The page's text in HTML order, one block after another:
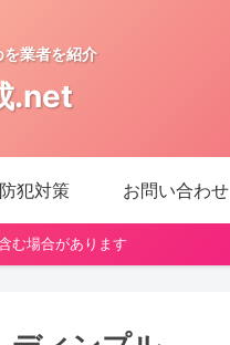
業者を紹介
.net
犯対策 お問い合わせ
む場合があります